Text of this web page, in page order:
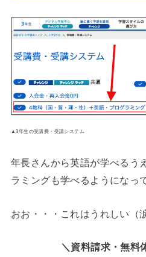
▲3年生の受講費・受講システム
年長さんから英語が学べるう
ラミングも学べるようになっ
おお・・・これはうれしい（
＼資料請求・無料